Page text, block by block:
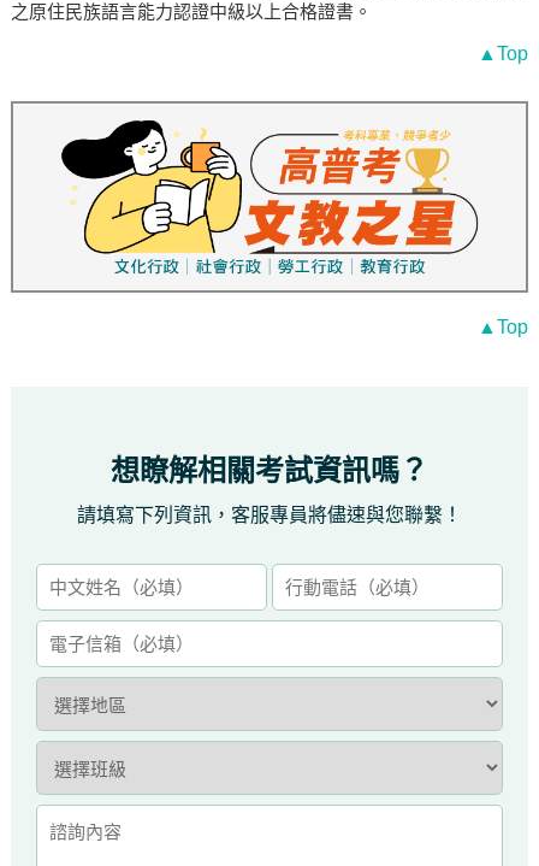
之原住民族語言能力認證中級以上合格證書。
▲Top
▲Top
想瞭解相關考試資訊嗎？
請填寫下列資訊，客服專員將儘速與您聯繫！